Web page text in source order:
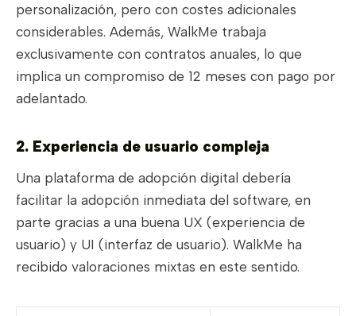
personalización, pero con costes adicionales
considerables. Además, WalkMe trabaja
exclusivamente con contratos anuales, lo que
implica un compromiso de 12 meses con pago por
adelantado.
2. Experiencia de usuario compleja
Una plataforma de adopción digital debería
facilitar la adopción inmediata del software, en
parte gracias a una buena UX (experiencia de
usuario) y UI (interfaz de usuario). WalkMe ha
recibido valoraciones mixtas en este sentido.